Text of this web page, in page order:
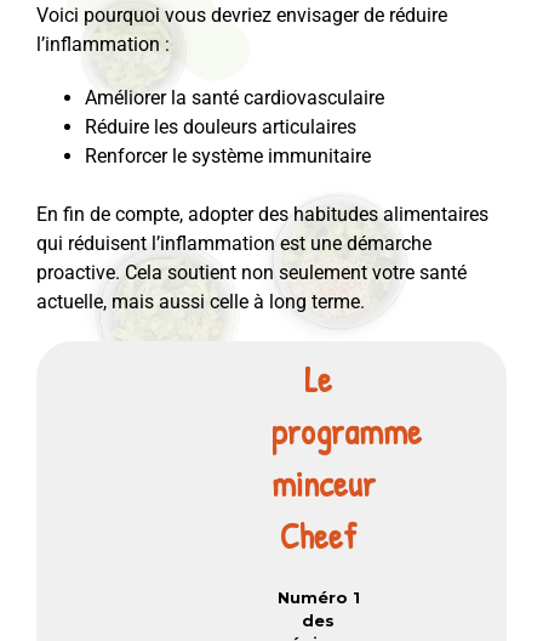
Voici pourquoi vous devriez envisager de réduire
l’inflammation :
Améliorer la santé cardiovasculaire
Réduire les douleurs articulaires
Renforcer le système immunitaire
En fin de compte, adopter des habitudes alimentaires
qui réduisent l’inflammation est une démarche
proactive. Cela soutient non seulement votre santé
actuelle, mais aussi celle à long terme.
Le
programme
minceur
Cheef
Numéro 1
des